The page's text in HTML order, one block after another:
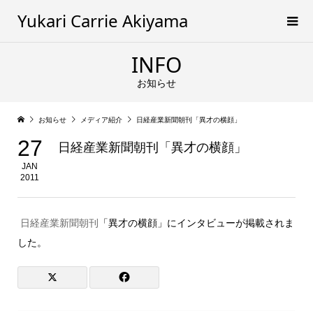
Yukari Carrie Akiyama
INFO
お知らせ
お知らせ メディア紹介 日経産業新聞朝刊「異才の横顔」
27
JAN
2011
日経産業新聞朝刊「異才の横顔」
日経産業新聞朝刊 「異才の横顔」にインタビューが掲載されま
した。